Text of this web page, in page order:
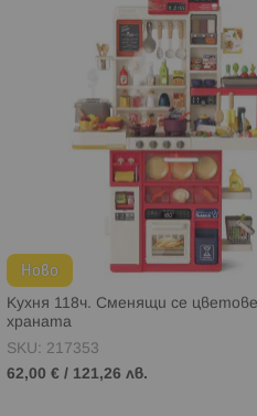
Ново
Кухня 118ч. Сменящи се
храната
SKU: 217353
62,00 € / 121,26 лв.